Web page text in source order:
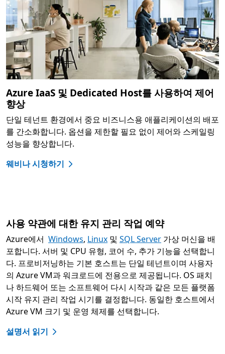
Azure IaaS 및 Dedicated Host를 사용하여 제어
향상
단일 테넌트 환경에서 중요 비즈니스용 애플리케이션의 배포
를 간소화합니다. 옵션을 제한할 필요 없이 제어와 스케일링
성능을 향상합니다.
웨비나 시청하기
사용 약관에 대한 유지 관리 작업 예약
Azure에서 Windows, Linux 및 SQL Server 가상 머신을 배
포합니다. 서버 및 CPU 유형, 코어 수, 추가 기능을 선택합니
다. 프로비저닝하는 기본 호스트는 단일 테넌트이며 사용자
의 Azure VM과 워크로드에 전용으로 제공됩니다. OS 패치
나 하드웨어 또는 소프트웨어 다시 시작과 같은 모든 플랫폼
시작 유지 관리 작업 시기를 결정합니다. 동일한 호스트에서
Azure VM 크기 및 운영 체제를 선택합니다.
설명서 읽기